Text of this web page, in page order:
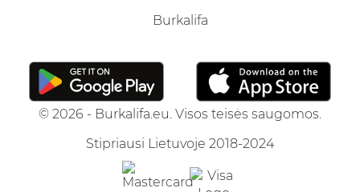
Burkalifa
© 2026 - Burkalifa.eu. Visos teisės saugomos.
Stipriausi Lietuvoje 2018-2024